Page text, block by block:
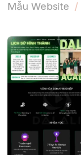
Mẫu Website /
ĐẶT MẪU
XEM DEMO